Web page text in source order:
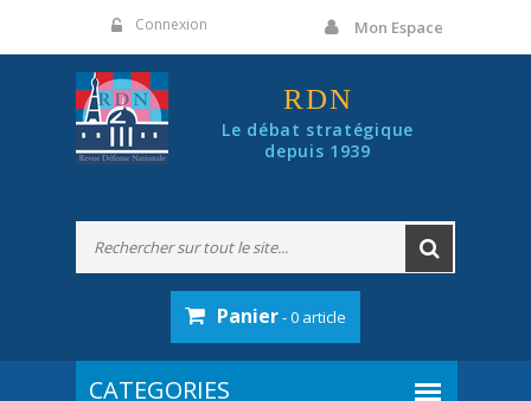
Connexion Mon Espace
RDN
Le débat stratégique
depuis 1939
Panier- 0 article